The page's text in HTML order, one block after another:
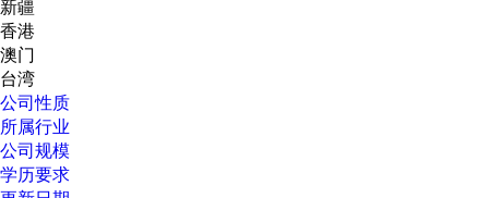
新疆
香港
澳门
台湾
公司性质
所属行业
公司规模
学历要求